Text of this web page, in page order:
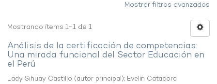
Mostrar filtros avanzados
Mostrando ítems 1-1 de 1
Análisis de la certificación de competencias:
Una mirada funcional del Sector Educación en
el Perú
Lady Sihuay Castillo (autor principal); Evelin Catacora